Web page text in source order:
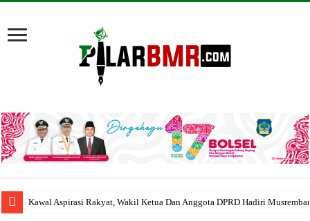
Kawal Aspirasi Rakyat, Wakil Ketua Dan Anggota DPRD Hadiri